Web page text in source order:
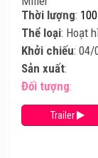
Thời lượng:
Thể loại: Hoạt
Khởi chiếu: 04/
Sản xuất:
Đối tượng:
Trailer